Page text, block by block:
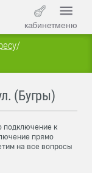
кабинетменю
/
(Бугры)
подключение к
прямо
на все вопросы